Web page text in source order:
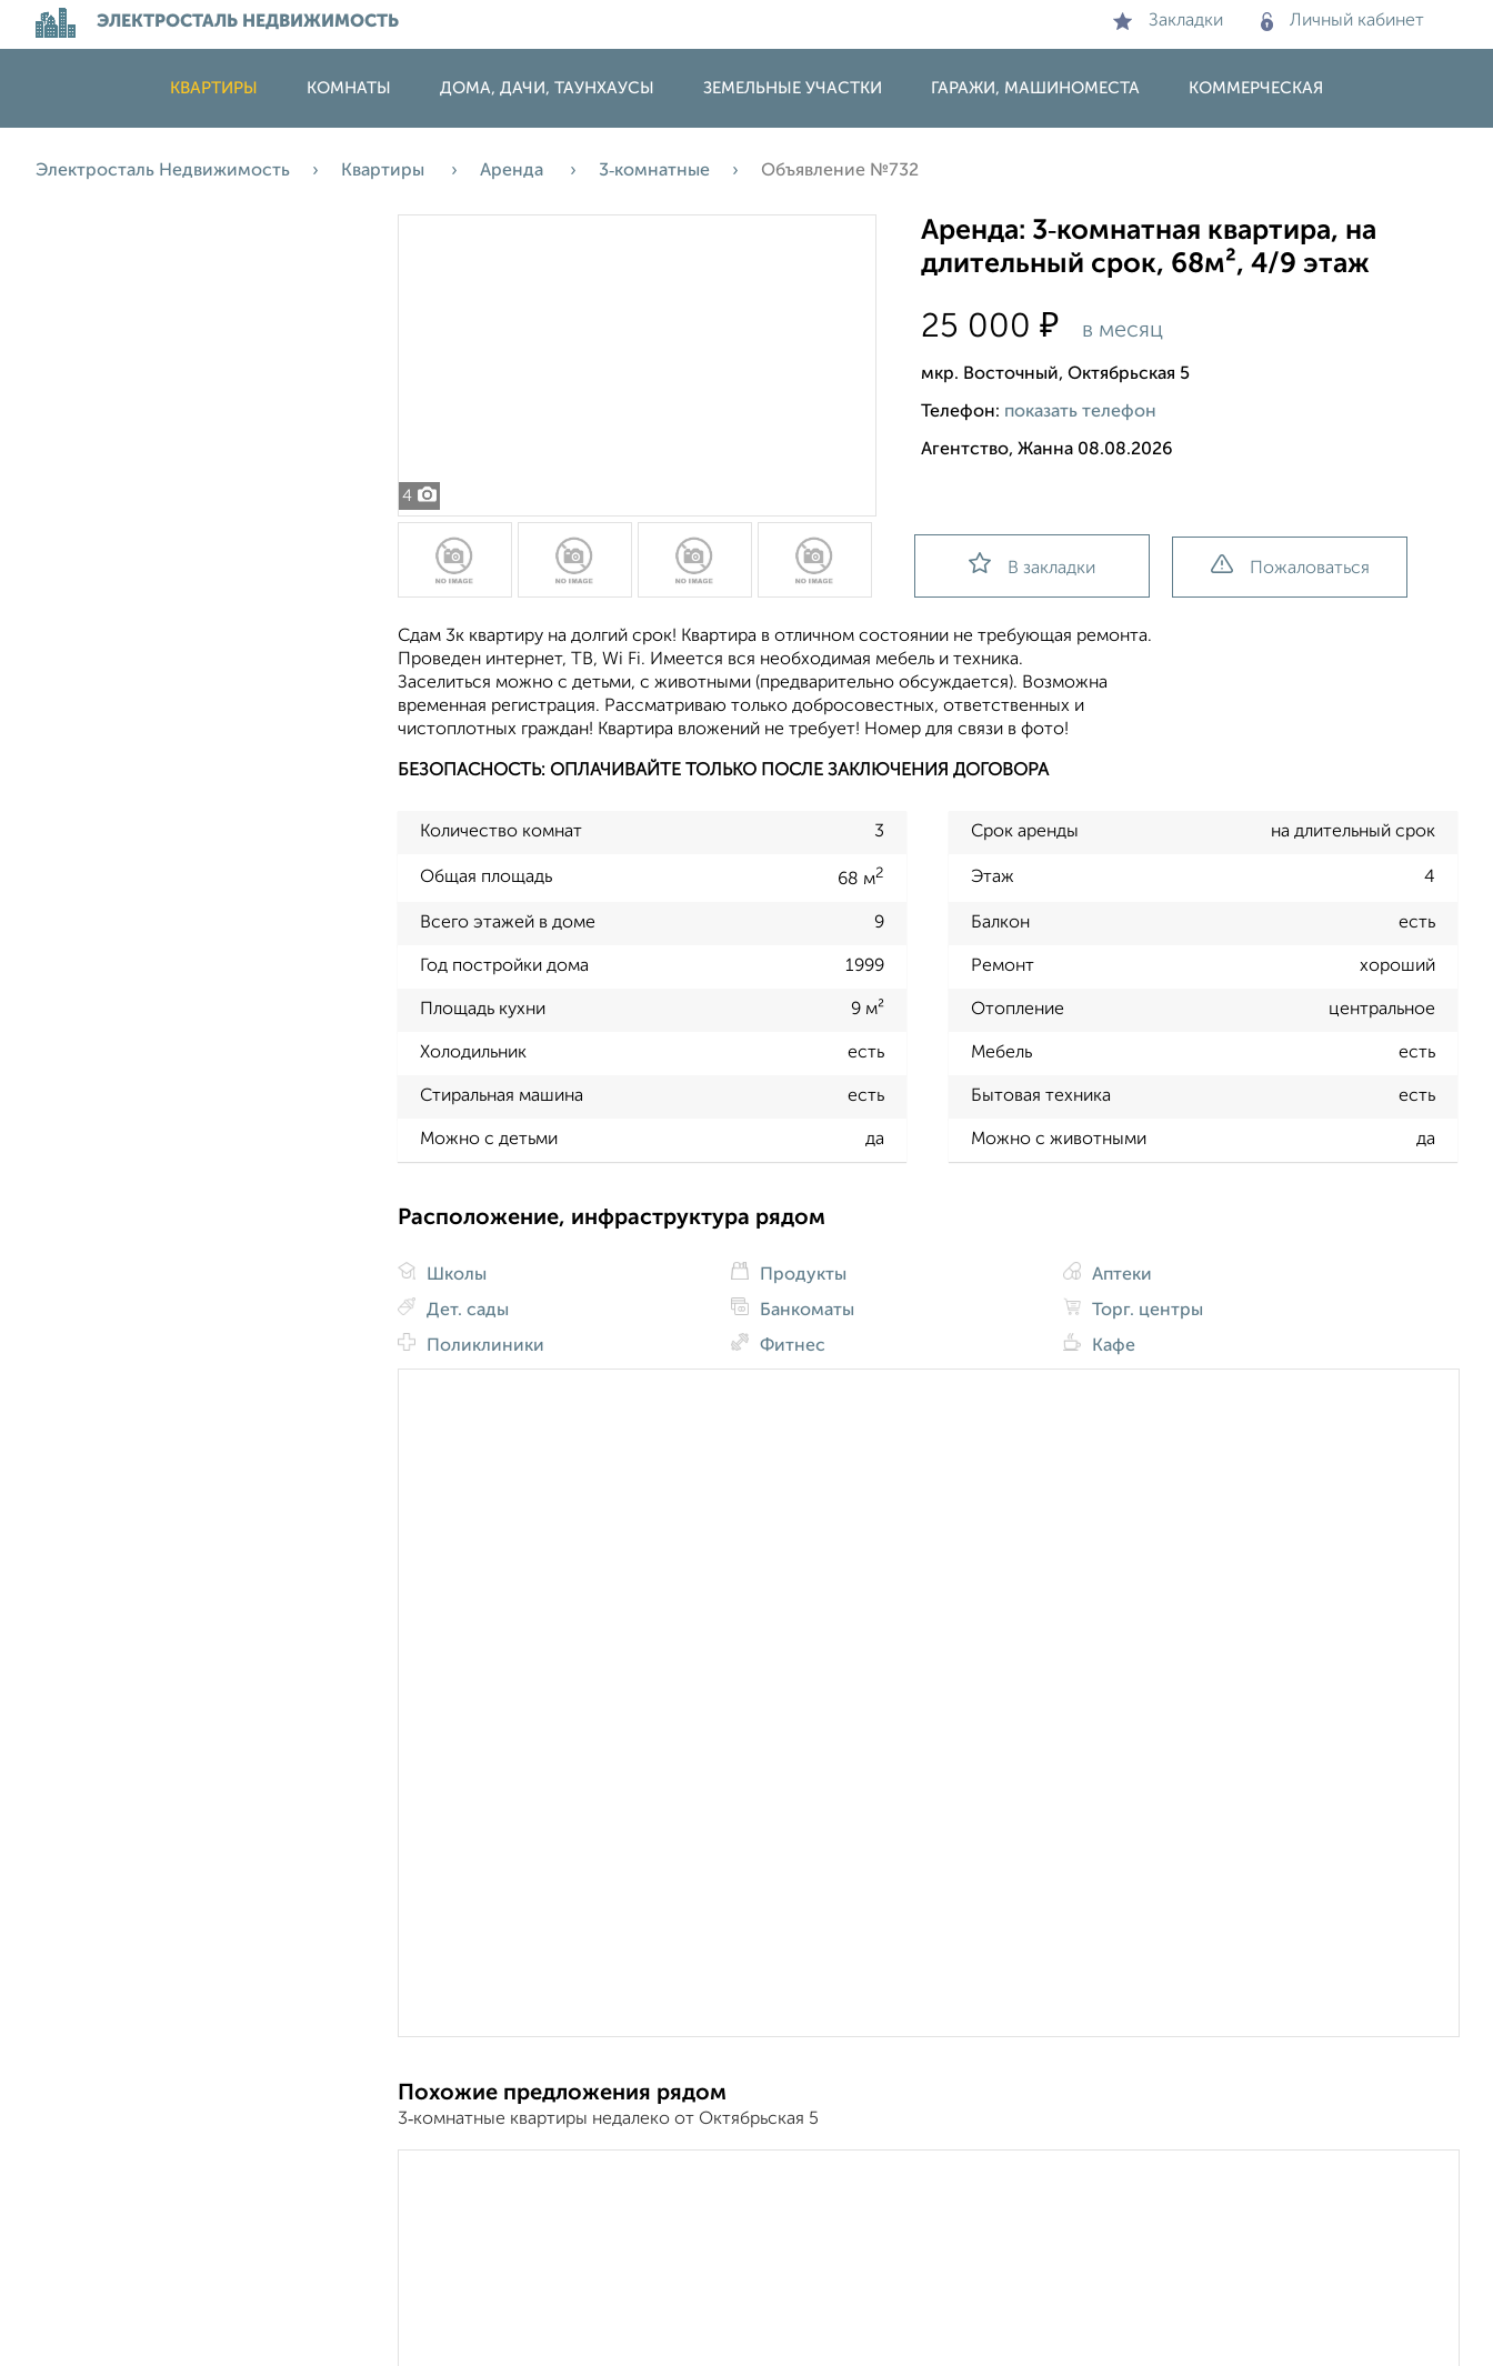
ЭЛЕКТРОСТАЛЬ НЕДВИЖИМОСТЬ Закладки Личный кабинет
КВАРТИРЫ КОМНАТЫ ДОМА, ДАЧИ, ТАУНХАУСЫ ЗЕМЕЛЬНЫЕ УЧАСТКИ ГАРАЖИ, МАШИНОМЕСТА КОММЕРЧЕСКАЯ
Электросталь Недвижимость Квартиры Аренда 3‑комнатные Объявление №732
4
Аренда: 3‑комнатная квартира, на
длительный срок, 68м², 4/9 этаж
25 000₽ в месяц
мкр. Восточный, Октябрьская 5
Телефон: показать телефон
Агентство, Жанна 08.08.2026
В закладки Пожаловаться
Сдам 3к квартиру на долгий срок! Квартира в отличном состоянии не требующая ремонта.
Проведен интернет, ТВ, Wi Fi. Имеется вся необходимая мебель и техника.
Заселиться можно с детьми, с животными (предварительно обсуждается). Возможна
временная регистрация. Рассматриваю только добросовестных, ответственных и
чистоплотных граждан! Квартира вложений не требует! Номер для связи в фото!
БЕЗОПАСНОСТЬ: ОПЛАЧИВАЙТЕ ТОЛЬКО ПОСЛЕ ЗАКЛЮЧЕНИЯ ДОГОВОРА
Количество комнат 3 Срок аренды на длительный срок
Общая площадь 68 м2 Этаж 4
Всего этажей в доме 9 Балкон есть
Год постройки дома 1999 Ремонт хороший
Площадь кухни 9 м² Отопление центральное
Холодильник есть Мебель есть
Стиральная машина есть Бытовая техника есть
Можно с детьми да Можно с животными да
Расположение, инфраструктура рядом
Школы
Дет. сады
Поликлиники
Продукты
Банкоматы
Фитнес
Аптеки
Торг. центры
Кафе
Похожие предложения рядом
3‑комнатные квартиры недалеко от Октябрьская 5